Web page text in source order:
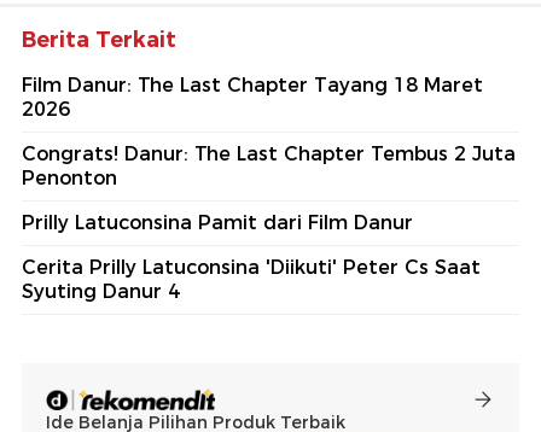
Berita Terkait
Film Danur: The Last Chapter Tayang 18 Maret
2026
Congrats! Danur: The Last Chapter Tembus 2 Juta
Penonton
Prilly Latuconsina Pamit dari Film Danur
Cerita Prilly Latuconsina 'Diikuti' Peter Cs Saat
Syuting Danur 4